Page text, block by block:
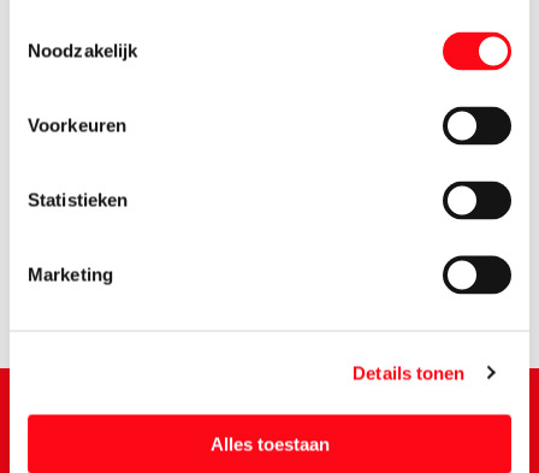
Noodzakelijk
Voorkeuren
Statistieken
Marketing
Details tonen
Alles toestaan
1.39